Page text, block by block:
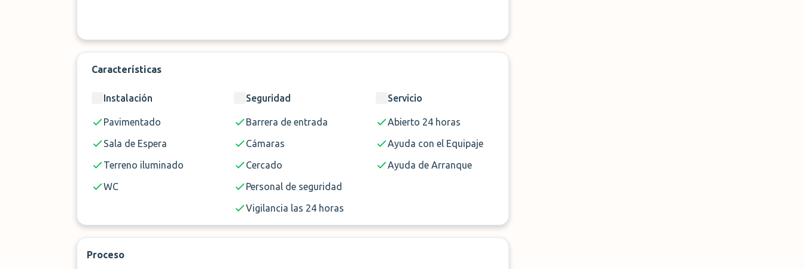
Características
Instalación
Pavimentado
Sala de Espera
Terreno iluminado
WC
Seguridad
Barrera de entrada
Cámaras
Cercado
Personal de seguridad
Vigilancia las 24 horas
Servicio
Abierto 24 horas
Ayuda con el Equipaje
Ayuda de Arranque
Proceso